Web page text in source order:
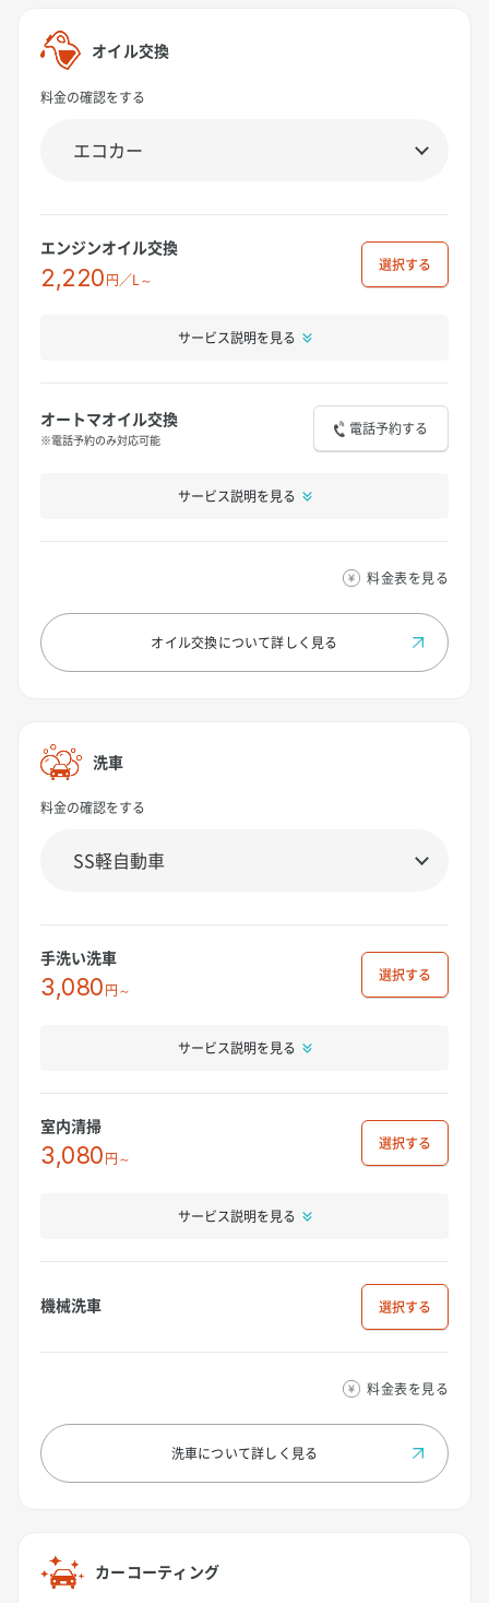
オイル交換
料金の確認をする
エンジンオイル交換
2,220円／L～
選択
サービス説明を見る
オートマオイル交換
※電話予約のみ対応可能
電話予約する
サービス説明を見る
料金表を見る
オイル交換について詳しく見る
洗車
料金の確認をする
手洗い洗車
3,080円～
選択
サービス説明を見る
室内清掃
3,080円～
選択
サービス説明を見る
機械洗車 選択
料金表を見る
洗車について詳しく見る
カーコーティング